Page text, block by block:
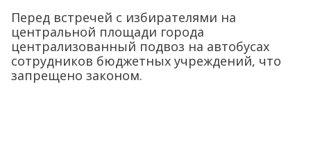
Перед встречей с избирателями на
центральной площади города
централизованный подвоз на автобусах
сотрудников бюджетных учреждений, что
запрещено законом.